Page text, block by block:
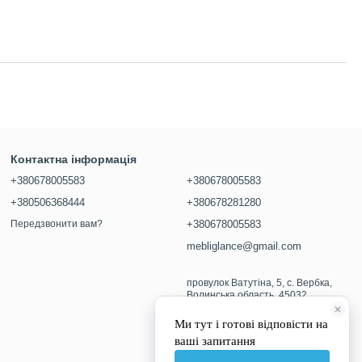
Контактна інформація
+380678005583
+380506368444
Передзвонити вам?
+380678005583
+380678281280
+380678005583
mebliglance@gmail.com
провулок Ватутіна, 5, с. Вербка,
Волинська область, 45032